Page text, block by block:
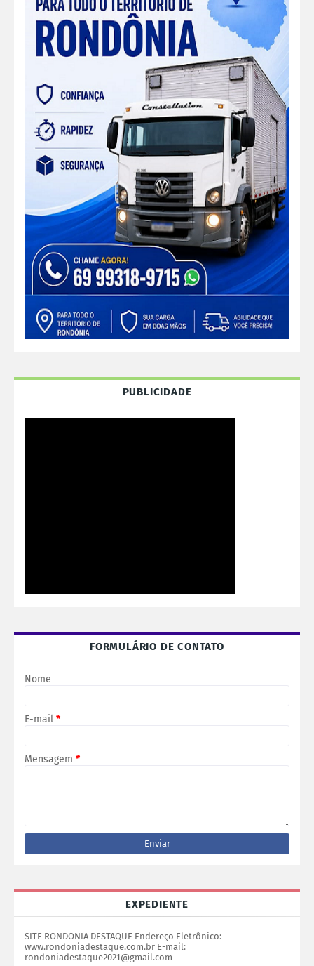
PUBLICIDADE
FORMULÁRIO DE CONTATO
Nome
E-mail *
Mensagem *
EXPEDIENTE
SITE RONDONIA DESTAQUE Endereço Eletrônico:
www.rondoniadestaque.com.br E-mail:
rondoniadestaque2021@gmail.com